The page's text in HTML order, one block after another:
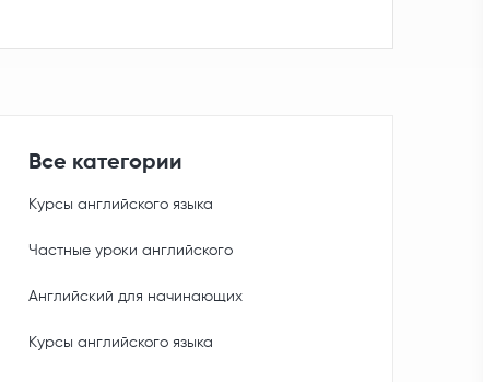
Все категории
Курсы английского языка
Частные уроки английского
Английский для начинающих
Курсы английского языка